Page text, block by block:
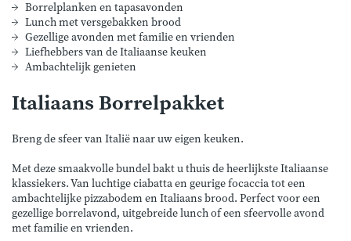
Borrelplanken en tapasavonden
Lunch met versgebakken brood
Gezellige avonden met familie en vrienden
Liefhebbers van de Italiaanse keuken
Ambachtelijk genieten
Italiaans Borrelpakket
Breng de sfeer van Italië naar uw eigen keuken.
Met deze smaakvolle bundel bakt u thuis de heerlijkste Italiaanse
klassiekers. Van luchtige ciabatta en geurige focaccia tot een
ambachtelijke pizzabodem en Italiaans brood. Perfect voor een
gezellige borrelavond, uitgebreide lunch of een sfeervolle avond
met familie en vrienden.